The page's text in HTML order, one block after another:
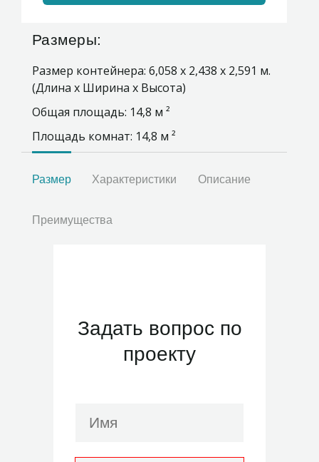
Размер Характеристики Описание
Преимущества
Размеры:
Размер контейнера: 6,058 х 2,438 х 2,591 м.
(Длина х Ширина х Высота)
Общая площадь: 14,8 м ²
Площадь комнат: 14,8 м ²
Задать вопрос по
проекту